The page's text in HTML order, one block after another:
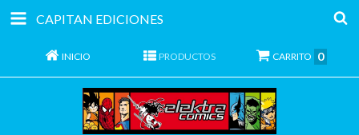
CAPITAN EDICIONES
INICIO PRODUCTOS CARRITO 0